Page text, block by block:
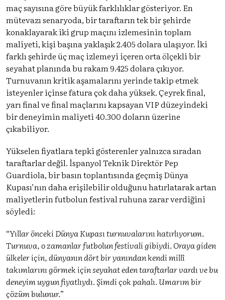
maç sayısına göre büyük farklılıklar gösteriyor. En
mütevazı senaryoda, bir taraftarın tek bir şehirde
konaklayarak iki grup maçını izlemesinin toplam
maliyeti, kişi başına yaklaşık 2.405 dolara ulaşıyor. İki
farklı şehirde üç maç izlemeyi içeren orta ölçekli bir
seyahat planında bu rakam 9.425 dolara çıkıyor.
Turnuvanın kritik aşamalarını yerinde takip etmek
isteyenler içinse fatura çok daha yüksek. Çeyrek final,
yarı final ve final maçlarını kapsayan VIP düzeyindeki
bir deneyimin maliyeti 40.300 doların üzerine
çıkabiliyor.
Yükselen fiyatlara tepki gösterenler yalnızca sıradan
taraftarlar değil. İspanyol Teknik Direktör Pep
Guardiola, bir basın toplantısında geçmiş Dünya
Kupası’nın daha erişilebilir olduğunu hatırlatarak artan
maliyetlerin futbolun festival ruhuna zarar verdiğini
söyledi:
“Yıllar önceki Dünya Kupası turnuvalarını hatırlıyorum.
Turnuva, o zamanlar futbolun festivali gibiydi. Oraya giden
ülkeler için, dünyanın dört bir yanından kendi millî
takımlarını görmek için seyahat eden taraftarlar vardı ve bu
deneyim uygun fiyatlıydı. Şimdi çok pahalı. Umarım bir
çözüm bulunur.”